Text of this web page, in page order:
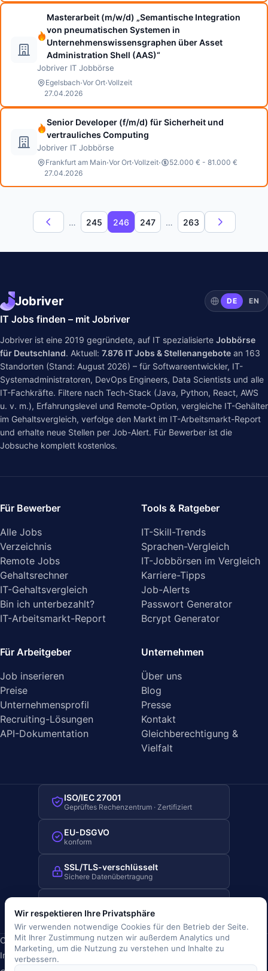
Masterarbeit (m/w/d) „Semantische Integration
von pneumatischen Systemen in
Unternehmenswissensgraphen über Asset
Administration Shell (AAS)“
Jobriver IT Jobbörse
Egelsbach·Vor Ort·Vollzeit
27.04.2026
Senior Developer (f/m/d) für Sicherheit und
vertrauliches Computing
Jobriver IT Jobbörse
Frankfurt am Main·Vor Ort·Vollzeit·
52.000 € - 81.000 €
27.04.2026
… 245 246 247 … 263
Jobriver DE EN
IT Jobs finden – mit Jobriver
Jobriver ist eine 2019 gegründete, auf IT spezialisierte Jobbörse
für Deutschland. Aktuell: 7.876 IT Jobs & Stellenangebote an 163
Standorten (Stand: August 2026) – für Softwareentwickler, IT-
Systemadministratoren, DevOps Engineers, Data Scientists und alle
IT-Fachkräfte. Filtere nach Tech-Stack (Java, Python, React, AWS
u. v. m.), Erfahrungslevel und Remote-Option, vergleiche IT-Gehälter
im Gehaltsvergleich, verfolge den Markt im IT-Arbeitsmarkt-Report
und erhalte neue Stellen per Job-Alert. Für Bewerber ist die
Jobsuche komplett kostenlos.
Für Bewerber
Alle Jobs
Verzeichnis
Remote Jobs
Gehaltsrechner
IT-Gehaltsvergleich
Bin ich unterbezahlt?
IT-Arbeitsmarkt-Report
Tools & Ratgeber
IT-Skill-Trends
Sprachen-Vergleich
IT-Jobbörsen im Vergleich
Karriere-Tipps
Job-Alerts
Passwort Generator
Bcrypt Generator
Für Arbeitgeber
Job inserieren
Preise
Unternehmensprofil
Recruiting-Lösungen
API-Dokumentation
Unternehmen
Über uns
Blog
Presse
Kontakt
Gleichberechtigung &
Vielfalt
ISO/IEC 27001
Geprüftes Rechenzentrum · Zertifiziert
EU-DSGVO
konform
SSL/TLS-verschlüsselt
Sichere Datenübertragung
Hosting in Deutschland
Copyright © 2019-2026 JOBRIVER®
Impressum
·Datenschutz AGB
Wir respektieren Ihre Privatsphäre
Wir verwenden notwendige Cookies für den Betrieb der Seite.
Mit Ihrer Zustimmung nutzen wir außerdem Analytics und
Marketing, um die Nutzung zu verstehen und Inhalte zu
verbessern.